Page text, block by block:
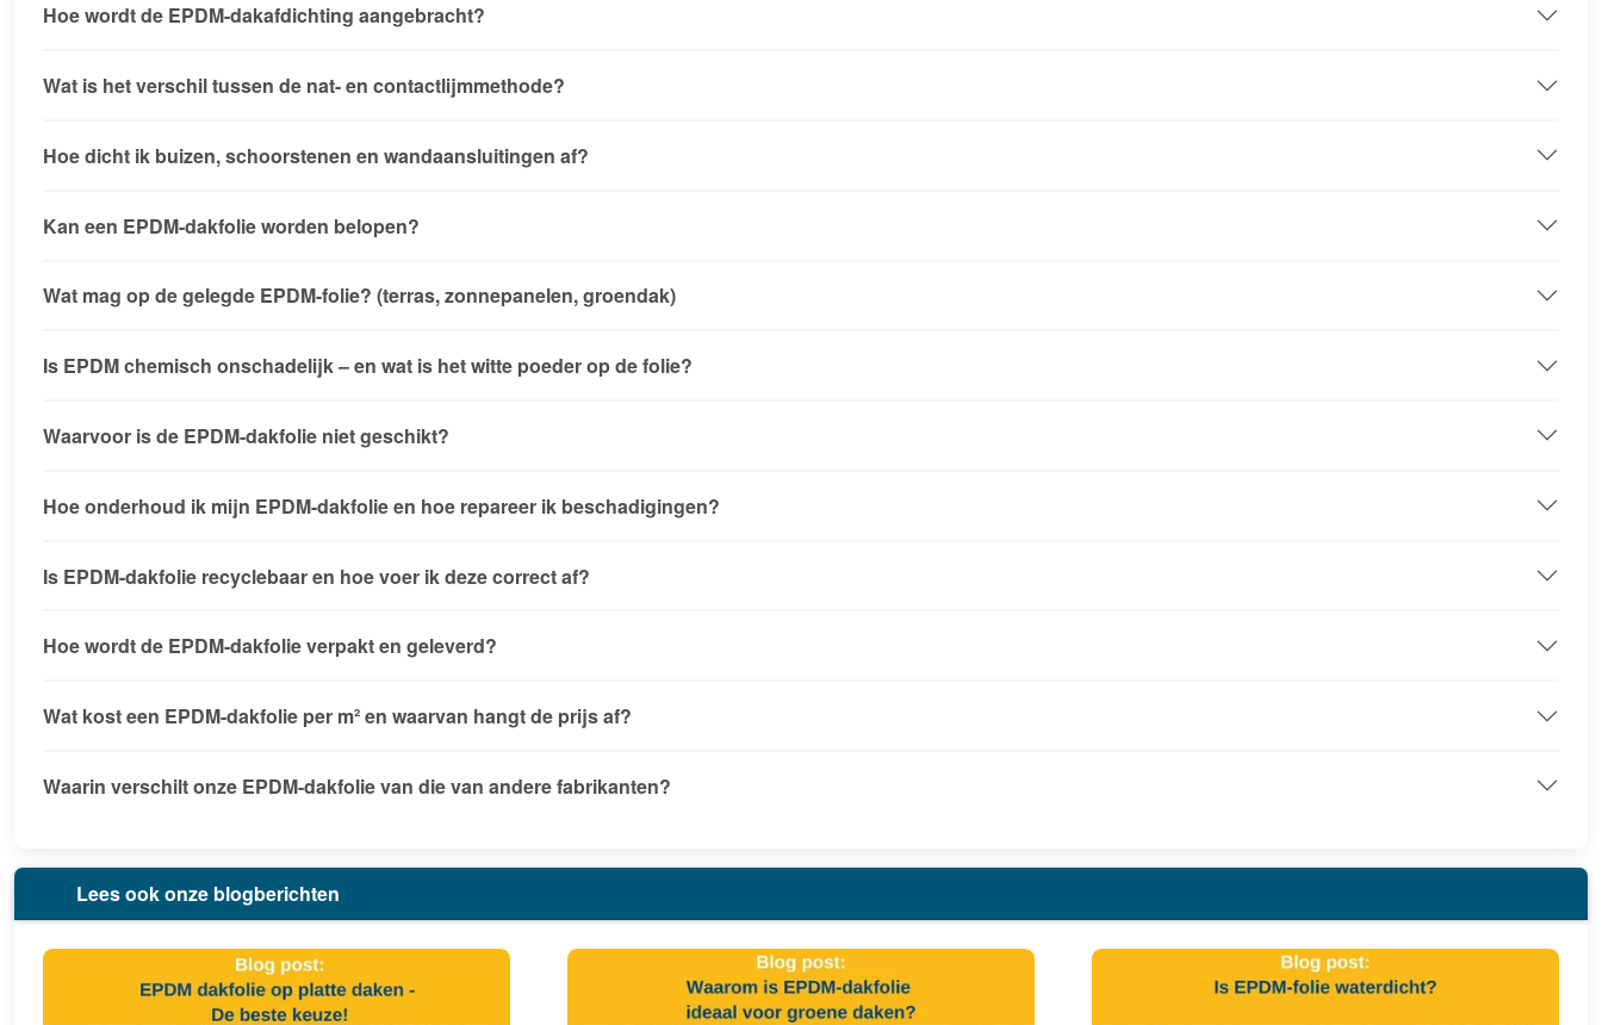
Hoe wordt de EPDM-dakafdichting aangebracht?
Wat is het verschil tussen de nat- en contactlijmmethode?
Hoe dicht ik buizen, schoorstenen en wandaansluitingen af?
Kan een EPDM-dakfolie worden belopen?
Wat mag op de gelegde EPDM-folie? (terras, zonnepanelen, groendak)
Is EPDM chemisch onschadelijk – en wat is het witte poeder op de folie?
Waarvoor is de EPDM-dakfolie niet geschikt?
Hoe onderhoud ik mijn EPDM-dakfolie en hoe repareer ik beschadigingen?
Is EPDM-dakfolie recyclebaar en hoe voer ik deze correct af?
Hoe wordt de EPDM-dakfolie verpakt en geleverd?
Wat kost een EPDM-dakfolie per m² en waarvan hangt de prijs af?
Waarin verschilt onze EPDM-dakfolie van die van andere fabrikanten?
Lees ook onze blogberichten